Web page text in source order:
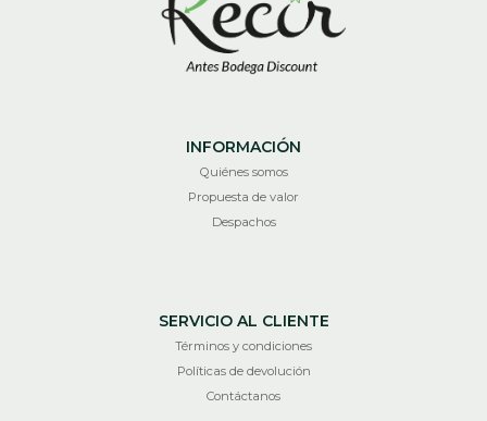
INFORMACIÓN
Quiénes somos
Propuesta de valor
Despachos
SERVICIO AL CLIENTE
Términos y condiciones
Políticas de devolución
Contáctanos